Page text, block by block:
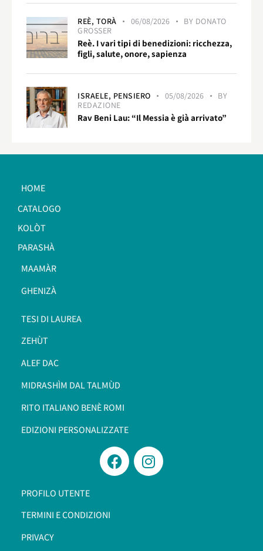
REÈ, TORÀ 06/08/2026 BY DONATO
GROSSER
Reè. I vari tipi di benedizioni: ricchezza,
figli, salute, onore, sapienza
ISRAELE, PENSIERO 05/08/2026
BY
REDAZIONE
Rav Beni Lau: “Il Messia è già arrivato”
HOME
CATALOGO
KOLÒT
PARASHÀ
MAAMÀR
GHENIZÀ
TESI DI LAUREA
ZEHÙT
ALEF DAC
MIDRASHÌM DAL TALMÙD
RITO ITALIANO BENÈ ROMI​
EDIZIONI PERSONALIZZATE
PROFILO UTENTE
TERMINI E CONDIZIONI
PRIVACY